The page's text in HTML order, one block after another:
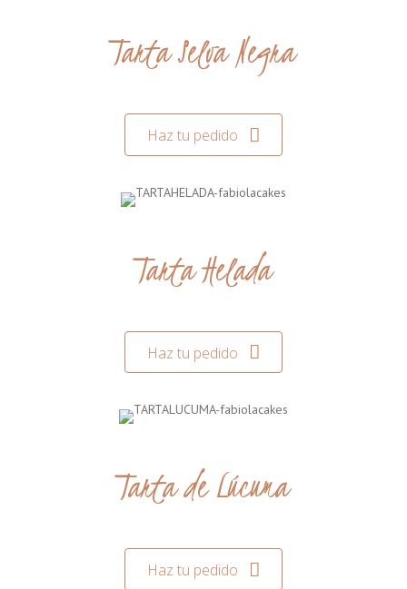
Tarta Selva Negra
Haz tu pedido
Tarta Helada
Haz tu pedido
Tarta de Lúcuma
Haz tu pedido